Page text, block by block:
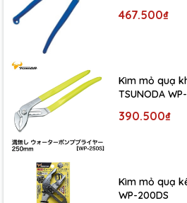
467.500₫
Kìm mỏ quạ
TSUNODA
390.500₫
Kìm mỏ quạ
WP-200DS